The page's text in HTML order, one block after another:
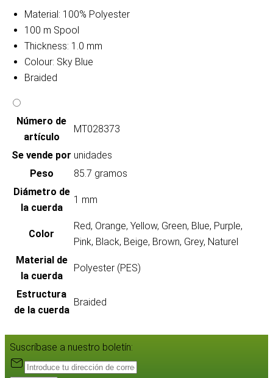
Material: 100% Polyester
100 m Spool
Thickness: 1.0 mm
Colour: Sky Blue
Braided
Número de
artículo
MT028373
Se vende por unidades
Peso
85.7 gramos
Diámetro de
la cuerda
1 mm
Color
Red, Orange, Yellow, Green, Blue, Purple,
Pink, Black, Beige, Brown, Grey, Naturel
Material de
la cuerda
Polyester (PES)
Estructura
de la cuerda
Braided
Suscríbase a nuestro boletín: